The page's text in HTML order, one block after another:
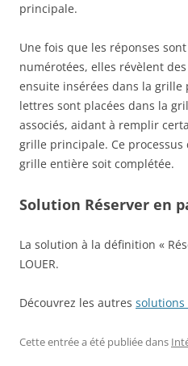
principale.
Une fois que les réponses
numérotées, elles révèlent
ensuite insérées dans la grille
lettres sont placées dans la
associés, aidant à remplir
grille principale. Ce processus
grille entière soit complétée.
Solution Réserver en
La solution à la définition «
LOUER.
Découvrez les autres solutions
Cette entrée a été publiée dans